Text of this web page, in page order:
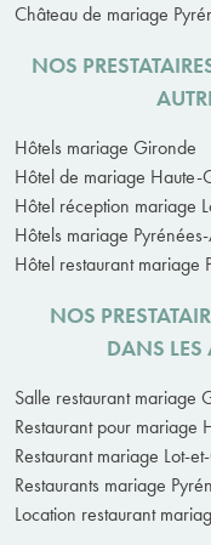
Château de mariage
NOS
Hôtels mariage Gironde
Hôtel de mariage Haute-
Hôtel réception mariage
Hôtels mariage
Hôtel restaurant mariage
NOS
DANS LES
Salle restaurant mariage
Restaurant pour mariage
Restaurant mariage Lot-
Restaurants mariage
Location restaurant